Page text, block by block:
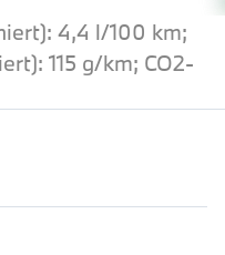
4,4 l/100 km;
115 g/km; CO2-